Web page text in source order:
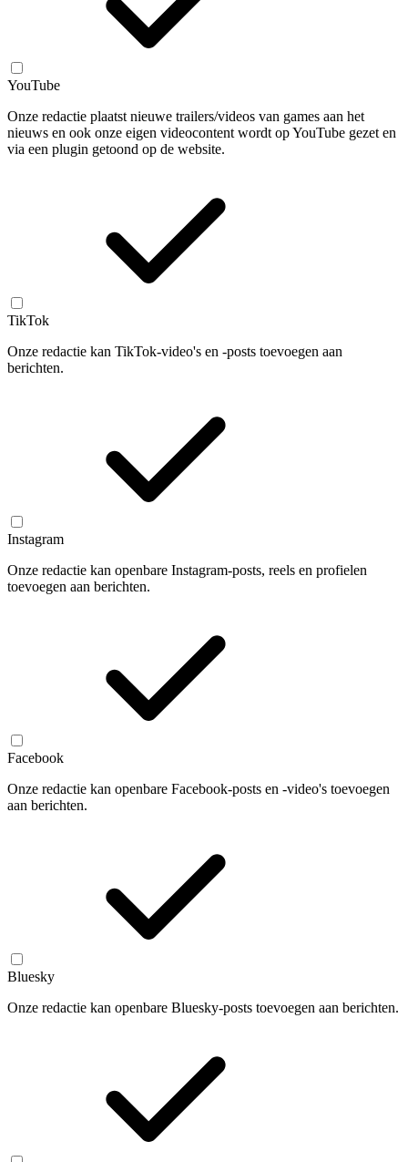
YouTube
Onze redactie plaatst nieuwe trailers/videos van games aan het
nieuws en ook onze eigen videocontent wordt op YouTube gezet en
via een plugin getoond op de website.
TikTok
Onze redactie kan TikTok-video's en -posts toevoegen aan
berichten.
Instagram
Onze redactie kan openbare Instagram-posts, reels en profielen
toevoegen aan berichten.
Facebook
Onze redactie kan openbare Facebook-posts en -video's toevoegen
aan berichten.
Bluesky
Onze redactie kan openbare Bluesky-posts toevoegen aan berichten.